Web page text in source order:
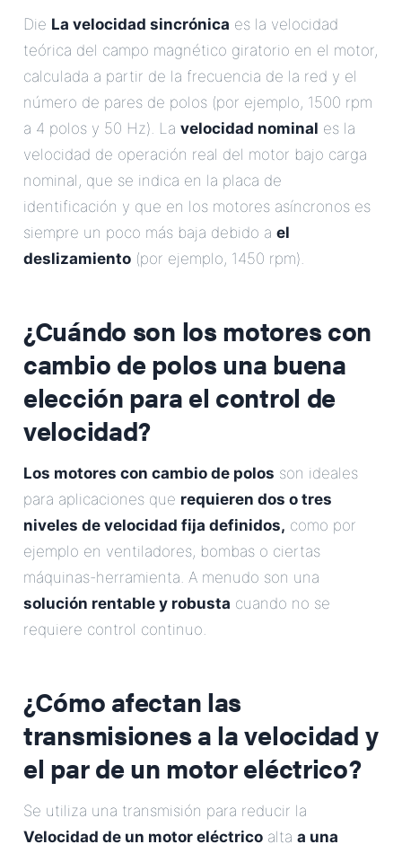
Die La velocidad sincrónica es la velocidad
teórica del campo magnético giratorio en el motor,
calculada a partir de la frecuencia de la red y el
número de pares de polos (por ejemplo, 1500 rpm
a 4 polos y 50 Hz). La velocidad nominal es la
velocidad de operación real del motor bajo carga
nominal, que se indica en la placa de
identificación y que en los motores asíncronos es
siempre un poco más baja debido a el
deslizamiento (por ejemplo, 1450 rpm).
¿Cuándo son los motores con
cambio de polos una buena
elección para el control de
velocidad?
Los motores con cambio de polos son ideales
para aplicaciones que requieren dos o tres
niveles de velocidad fija definidos, como por
ejemplo en ventiladores, bombas o ciertas
máquinas-herramienta. A menudo son una
solución rentable y robusta cuando no se
requiere control continuo.
¿Cómo afectan las
transmisiones a la velocidad y
el par de un motor eléctrico?
Se utiliza una transmisión para reducir la
Velocidad de un motor eléctrico alta a una